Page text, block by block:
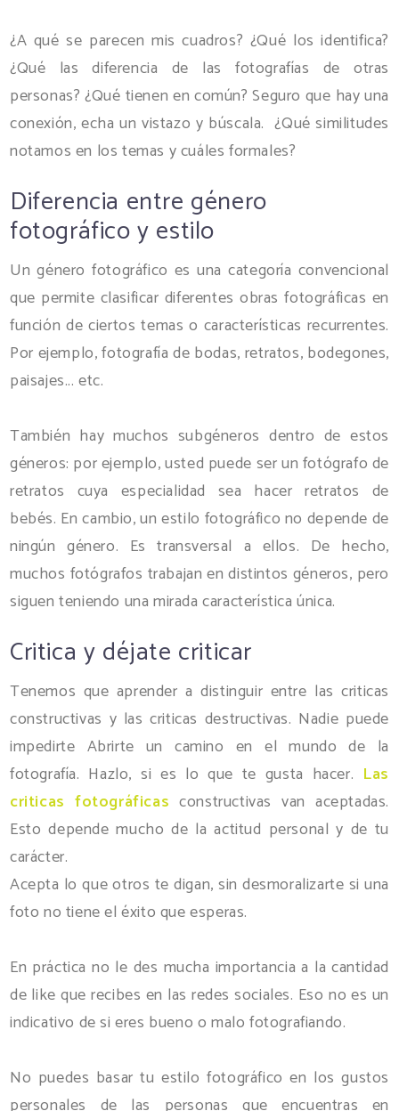
¿A qué se parecen mis cuadros? ¿Qué los identifica?
¿Qué las diferencia de las fotografías de otras
personas? ¿Qué tienen en común? Seguro que hay una
conexión, echa un vistazo y búscala. ¿Qué similitudes
notamos en los temas y cuáles formales?
Diferencia entre género
fotográfico y estilo
Un género fotográfico es una categoría convencional
que permite clasificar diferentes obras fotográficas en
función de ciertos temas o características recurrentes.
Por ejemplo, fotografía de bodas, retratos, bodegones,
paisajes... etc.
También hay muchos subgéneros dentro de estos
géneros: por ejemplo, usted puede ser un fotógrafo de
retratos cuya especialidad sea hacer retratos de
bebés. En cambio, un estilo fotográfico no depende de
ningún género. Es transversal a ellos. De hecho,
muchos fotógrafos trabajan en distintos géneros, pero
siguen teniendo una mirada característica única.
Critica y déjate criticar
Tenemos que aprender a distinguir entre las criticas
constructivas y las criticas destructivas. Nadie puede
impedirte Abrirte un camino en el mundo de la
fotografía. Hazlo, si es lo que te gusta hacer. Las
criticas fotográficas constructivas van aceptadas.
Esto depende mucho de la actitud personal y de tu
carácter.
Acepta lo que otros te digan, sin desmoralizarte si una
foto no tiene el éxito que esperas.
En práctica no le des mucha importancia a la cantidad
de like que recibes en las redes sociales. Eso no es un
indicativo de si eres bueno o malo fotografiando.
No puedes basar tu estilo fotográfico en los gustos
personales de las personas que encuentras en